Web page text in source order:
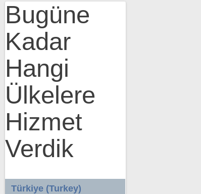
Bugüne
Kadar
Hangi
Ülkelere
Hizmet
Verdik
Türkiye (Turkey)